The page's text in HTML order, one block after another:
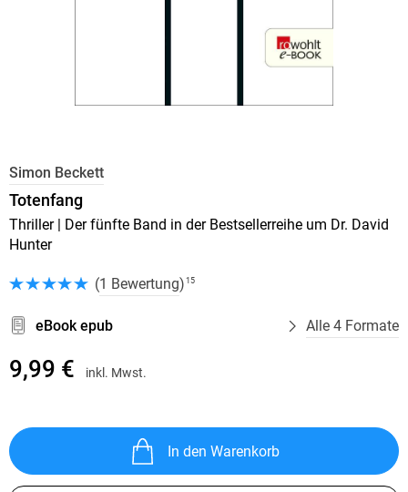
Simon Beckett
Totenfang
Thriller | Der fünfte Band in der Bestsellerreihe um Dr. David
Hunter
(1 Bewertung) 15
eBook epub Alle 4 Formate
9,99 € inkl. Mwst.
In den Warenkorb